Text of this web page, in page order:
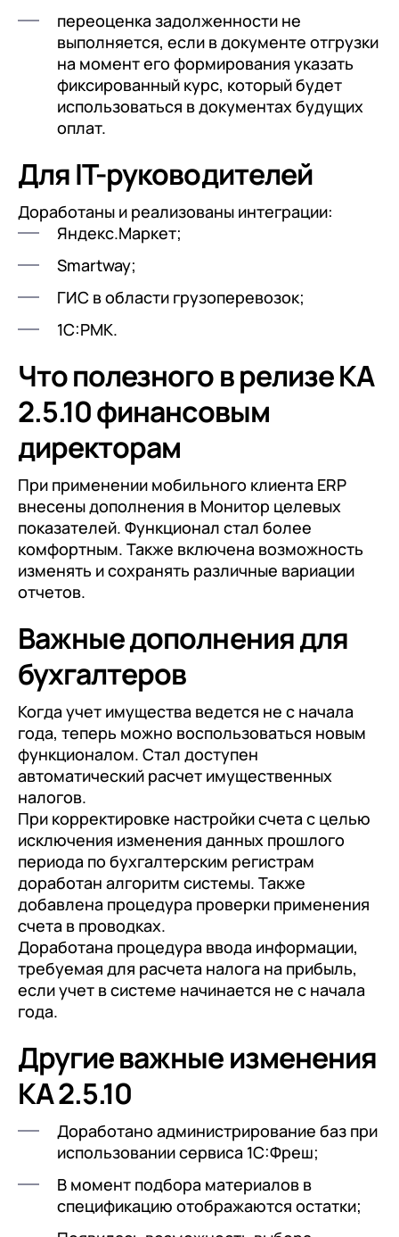
переоценка задолженности не
выполняется, если в документе отгрузки
на момент его формирования указать
фиксированный курс, который будет
использоваться в документах будущих
оплат.
Для IT-руководителей
Доработаны и реализованы интеграции:
Яндекс.Маркет;
Smartway;
ГИС в области грузоперевозок;
1С:РМК.
Что полезного в релизе КА
2.5.10 финансовым
директорам
При применении мобильного клиента ERP
внесены дополнения в Монитор целевых
показателей. Функционал стал более
комфортным. Также включена возможность
изменять и сохранять различные вариации
отчетов.
Важные дополнения для
бухгалтеров
Когда учет имущества ведется не с начала
года, теперь можно воспользоваться новым
функционалом. Стал доступен
автоматический расчет имущественных
налогов.
При корректировке настройки счета с целью
исключения изменения данных прошлого
периода по бухгалтерским регистрам
доработан алгоритм системы. Также
добавлена процедура проверки применения
счета в проводках.
Доработана процедура ввода информации,
требуемая для расчета налога на прибыль,
если учет в системе начинается не с начала
года.
Другие важные изменения
КА 2.5.10
Доработано администрирование баз при
использовании сервиса 1C:Фреш;
В момент подбора материалов в
спецификацию отображаются остатки;